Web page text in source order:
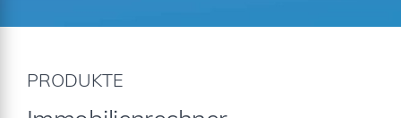
PRODUKTE